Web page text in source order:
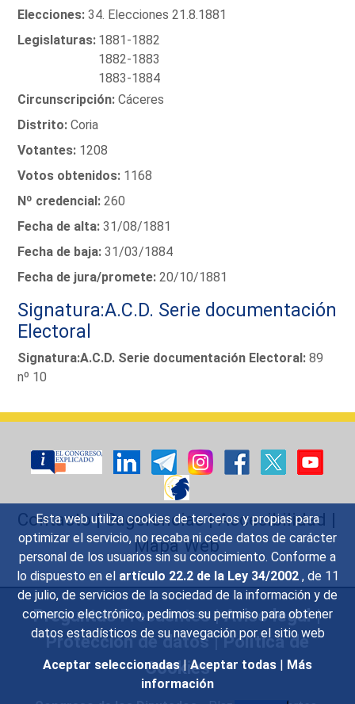
Esta web utiliza cookies de terceros y propias para
optimizar el servicio, no recaba ni cede datos de carácter
personal de los usuarios sin su conocimiento. Conforme a
lo dispuesto en el artículo 22.2 de la Ley 34/2002 , de 11
de julio, de servicios de la sociedad de la información y de
comercio electrónico, pedimos su permiso para obtener
datos estadísticos de su navegación por el sitio web
Aceptar seleccionadas | Aceptar todas | Más
información
Elecciones:34. Elecciones 21.8.1881
Legislaturas: 1881-1882
1882-1883
1883-1884
Circunscripción: Cáceres
Distrito: Coria
Votantes: 1208
Votos obtenidos: 1168
Nº credencial: 260
Fecha de alta: 31/08/1881
Fecha de baja: 31/03/1884
Fecha de jura/promete: 20/10/1881
Signatura:A.C.D. Serie documentación
Electoral
Signatura:A.C.D. Serie documentación Electoral: 89
nº 10
Contacto|Sugerencias|Accesibilidad |
Mapa Web
Preguntas Frecuentes|Aviso legal|
Protección de datos|Política de
Cookies